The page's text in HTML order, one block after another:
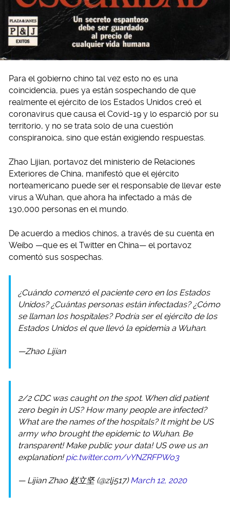
Para el gobierno chino tal vez esto no es una
coincidencia, pues ya están sospechando de que
realmente el ejército de los Estados Unidos creó el
coronavirus que causa el Covid-19 y lo esparció por su
territorio, y no se trata solo de una cuestión
conspiranoica, sino que están exigiendo respuestas.
Zhao Lijian, portavoz del ministerio de Relaciones
Exteriores de China, manifestó que el ejército
norteamericano puede ser el responsable de llevar este
virus a Wuhan, que ahora ha infectado a más de
130,000 personas en el mundo.
De acuerdo a medios chinos, a través de su cuenta en
Weibo —que es el Twitter en China— el portavoz
comentó sus sospechas.
¿Cuándo comenzó el paciente cero en los Estados
Unidos? ¿Cuántas personas están infectadas? ¿Cómo
se llaman los hospitales? Podría ser el ejército de los
Estados Unidos el que llevó la epidemia a Wuhan.
—Zhao Lijian
2/2 CDC was caught on the spot. When did patient
zero begin in US? How many people are infected?
What are the names of the hospitals? It might be US
army who brought the epidemic to Wuhan. Be
transparent! Make public your data! US owe us an
explanation!pic.twitter.com/vYNZRFPWo3
— Lijian Zhao 赵立坚 (@zlj517)March 12, 2020